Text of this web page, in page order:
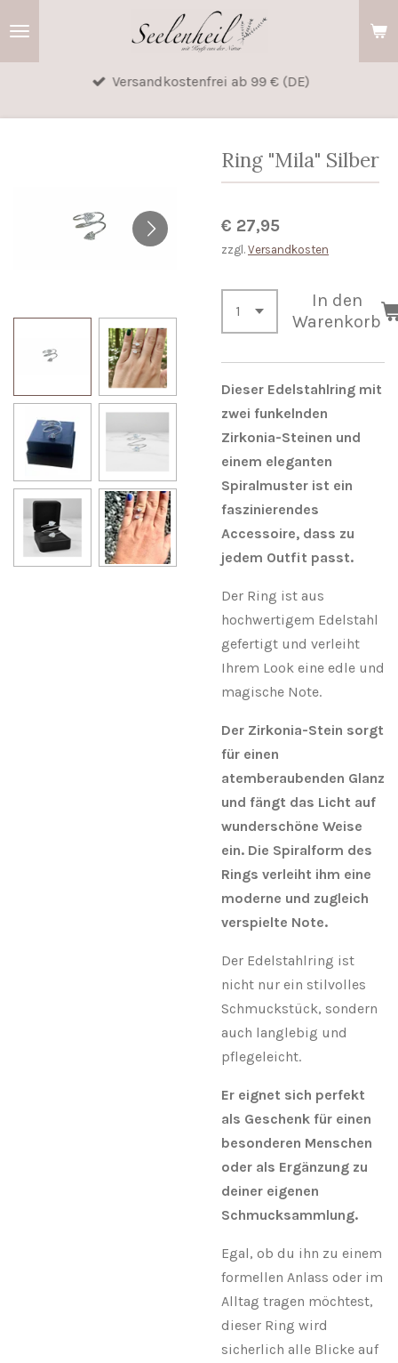
Versandkostenfrei ab 99 € (DE)
Ring "Mila" Silber
€ 27,95
zzgl. Versandkosten
In den
Warenkorb
Dieser Edelstahlring mit
zwei funkelnden
Zirkonia-Steinen und
einem eleganten
Spiralmuster ist ein
faszinierendes
Accessoire, dass zu
jedem Outfit passt.
Der Ring ist aus
hochwertigem Edelstahl
gefertigt und verleiht
Ihrem Look eine edle und
magische Note.
Der Zirkonia-Stein sorgt
für einen
atemberaubenden Glanz
und fängt das Licht auf
wunderschöne Weise
ein. Die Spiralform des
Rings verleiht ihm eine
moderne und zugleich
verspielte Note.
Der Edelstahlring ist
nicht nur ein stilvolles
Schmuckstück, sondern
auch langlebig und
pflegeleicht.
Er eignet sich perfekt
als Geschenk für einen
besonderen Menschen
oder als Ergänzung zu
deiner eigenen
Schmucksammlung.
Egal, ob du ihn zu einem
formellen Anlass oder im
Alltag tragen möchtest,
dieser Ring wird
sicherlich alle Blicke auf